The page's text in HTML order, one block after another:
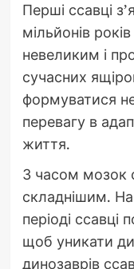
Перші ссавці
мільйонів
невеликим і
сучасних
формуватися
перевагу в
життя.
З часом мозок
складнішим.
періоді ссавці
щоб уникати
динозаврів